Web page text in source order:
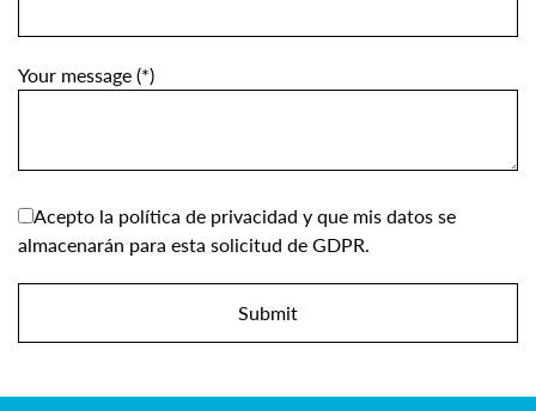
Your message (*)
Acepto la política de privacidad y que mis datos se
almacenarán para esta solicitud de GDPR.